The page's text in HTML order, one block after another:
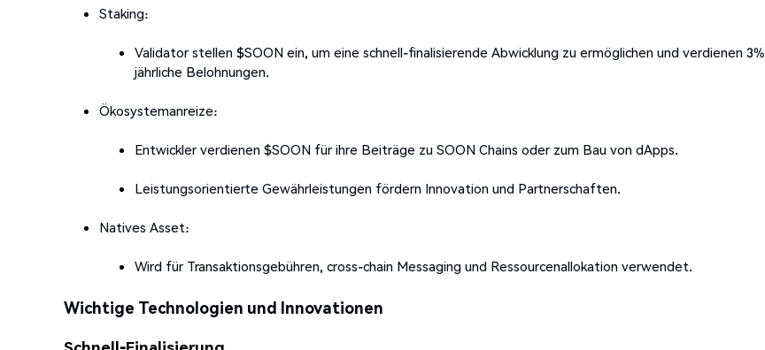
Staking:
Validator stellen $SOON ein, um eine schnell-finalisierende Abwicklung zu ermöglichen und verdienen 3%
jährliche Belohnungen.
Ökosystemanreize:
Entwickler verdienen $SOON für ihre Beiträge zu SOON Chains oder zum Bau von dApps.
Leistungsorientierte Gewährleistungen fördern Innovation und Partnerschaften.
Natives Asset:
Wird für Transaktionsgebühren, cross-chain Messaging und Ressourcenallokation verwendet.
Wichtige Technologien und Innovationen